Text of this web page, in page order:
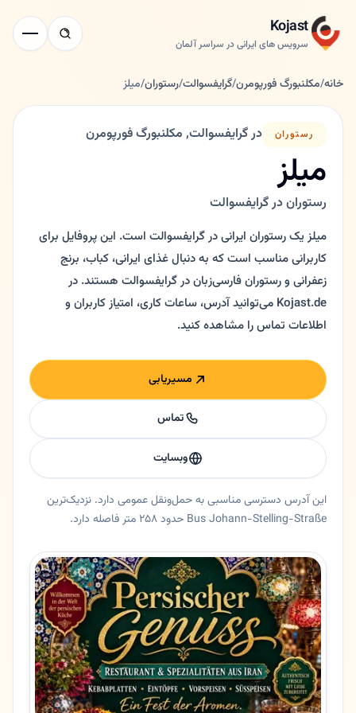
Kojast
سرویس های ایرانی در سراسر آلمان
خانه/مکلنبورگ فورپومرن/گرایفسوالت/رستوران/میلز
رستوران در گرایفسوالت, مکلنبورگ فورپومرن
میلز
رستوران در گرایفسوالت
میلز یک رستوران ایرانی در گرایفسوالت است. این پروفایل برای
کاربرانی مناسب است که به دنبال غذای ایرانی، کباب، برنج
زعفرانی و رستوران فارسی‌زبان در گرایفسوالت هستند. در
Kojast.de می‌توانید آدرس، ساعات کاری، امتیاز کاربران و
اطلاعات تماس را مشاهده کنید.
مسیریابی
تماس
وبسایت
این آدرس دسترسی مناسبی به حمل‌ونقل عمومی دارد. نزدیک‌ترین
Bus Johann-Stelling-Straße حدود ۲۵۸ متر فاصله دارد.
رستوران میلز در گرایفسوالت، مکلنبورگ فورپومرن. رستوران میلز
ایالت
مکلنبورگ فورپومرن
شهر
گرایفسوالت
آدرس
Rudolf-Petershagen-Allee 20A
کد پستی